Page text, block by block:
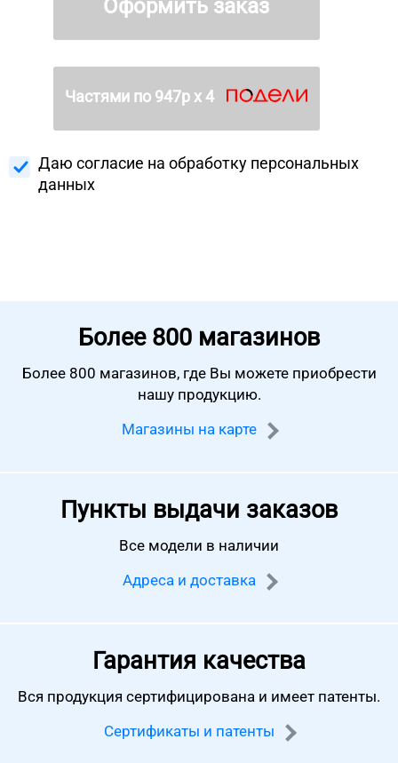
Оформить заказ
Частями по 947р х 4
Даю согласие на обработку персональных
данных
Более 800 магазинов
Более 800 магазинов, где Вы можете приобрести
нашу продукцию.
Магазины на карте
Пункты выдачи заказов
Все модели в наличии
Адреса и доставка
Гарантия качества
Вся продукция сертифицирована и имеет патенты.
Сертификаты и патенты